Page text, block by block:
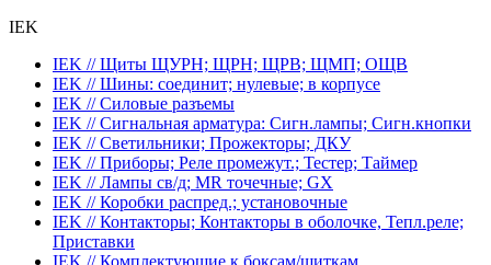
IEK
IEK // Щиты ЩУРН; ЩРН; ЩРВ; ЩМП; ОЩВ
IEK // Шины: соединит; нулевые; в корпусе
IEK // Силовые разъемы
IEK // Сигнальная арматура: Сигн.лампы; Сигн.кнопки
IEK // Светильники; Прожекторы; ДКУ
IEK // Приборы; Реле промежут.; Тестер; Таймер
IEK // Лампы св/д; MR точечные; GX
IEK // Коробки распред.; установочные
IEK // Контакторы; Контакторы в оболочке, Тепл.реле;
Приставки
IEK // Комплектующие к боксам/щиткам